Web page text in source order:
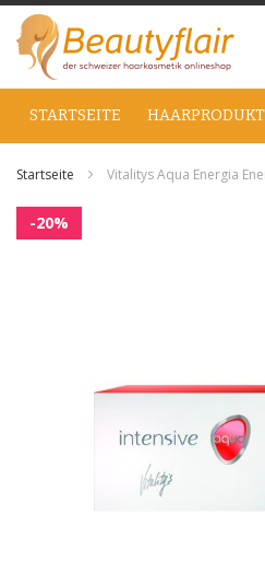
Zum
Inhalt
STARTSEITE
Startseite Vitalitys Aqua Energia
Zum
Ende
-20%